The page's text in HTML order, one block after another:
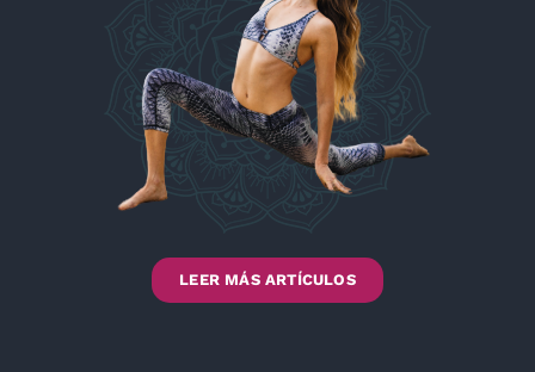
LEER MÁS ARTÍCULOS